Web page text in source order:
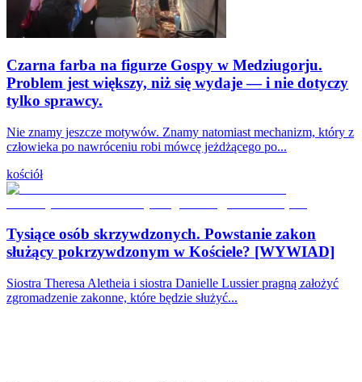
Czarna farba na figurze Gospy w Medziugorju.
Problem jest większy, niż się wydaje — i nie dotyczy
tylko sprawcy.
Nie znamy jeszcze motywów. Znamy natomiast mechanizm, który z
człowieka po nawróceniu robi mówcę jeżdżącego po...
kościół
Tysiące osób skrzywdzonych. Powstanie zakon
służący pokrzywdzonym w Kościele? [WYWIAD]
Siostra Theresa Aletheia i siostra Danielle Lussier pragną założyć
zgromadzenie zakonne, które będzie służyć...